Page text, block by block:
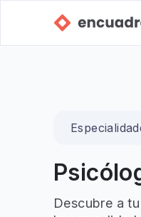
Descubre a